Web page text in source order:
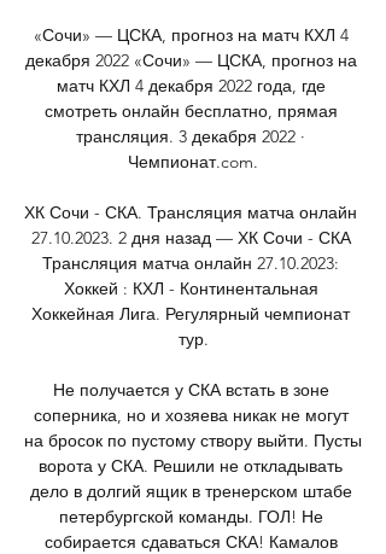
«Сочи» — ЦСКА, прогноз на матч КХЛ 4
декабря 2022 «Сочи» — ЦСКА, прогноз на
матч КХЛ 4 декабря 2022 года, где
смотреть онлайн бесплатно, прямая
трансляция. 3 декабря 2022 ·
Чемпионат.com.
ХК Сочи - СКА. Трансляция матча онлайн
27.10.2023. 2 дня назад — ХК Сочи - СКА
Трансляция матча онлайн 27.10.2023:
Хоккей : КХЛ - Континентальная
Хоккейная Лига. Регулярный чемпионат
тур.
Не получается у СКА встать в зоне
соперника, но и хозяева никак не могут
на бросок по пустому створу выйти. Пусты
ворота у СКА. Решили не откладывать
дело в долгий ящик в тренерском штабе
петербургской команды. ГОЛ! Не
собирается сдаваться СКА! Камалов